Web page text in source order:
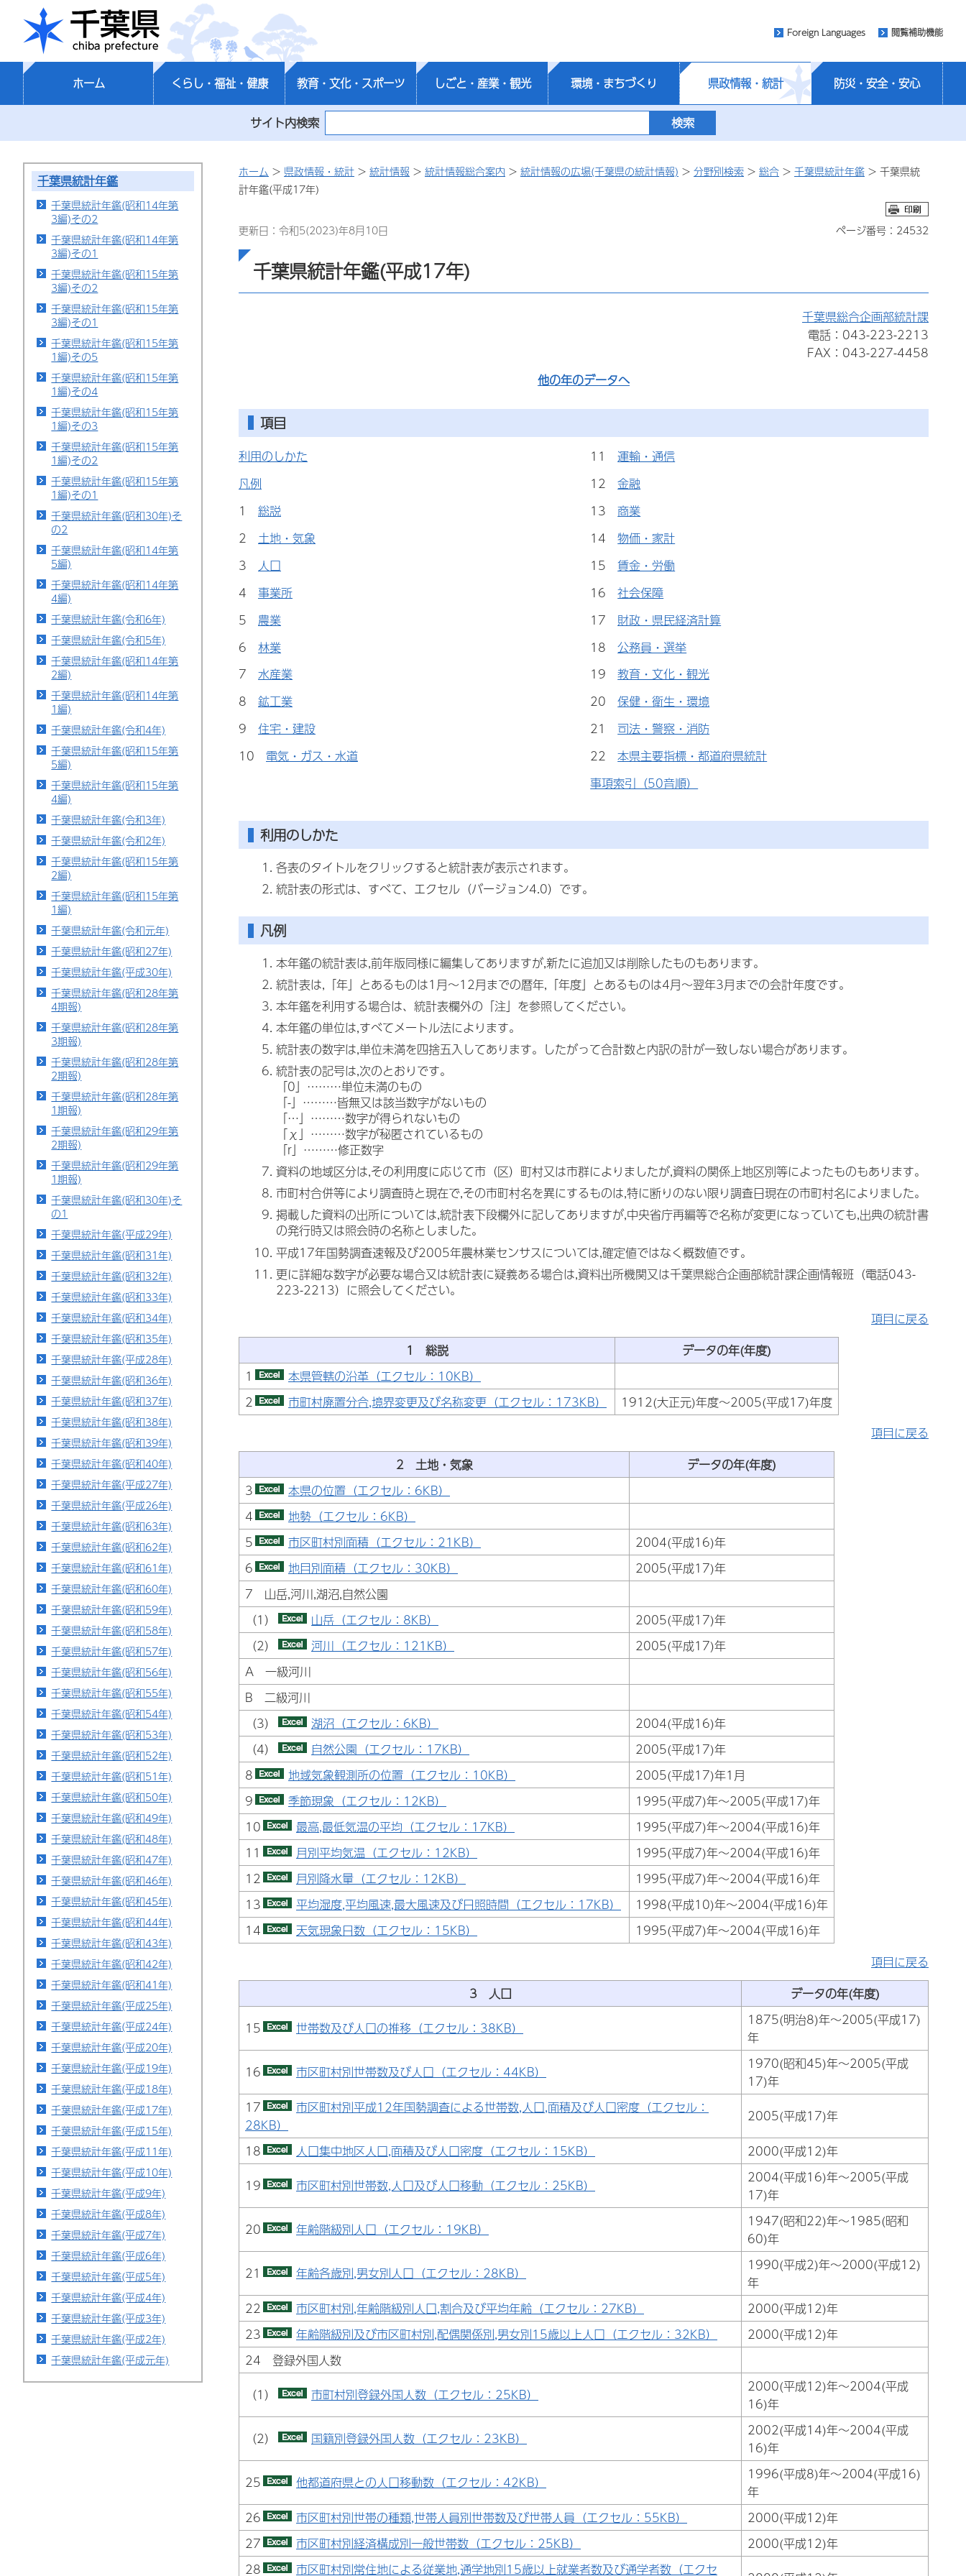
千葉県
Foreign Languages 閲覧補助機能
ホーム くらし・福祉・健康 教育・文化・スポーツ しごと・産業・観光 環境・まちづくり 県政情報・統計 防災・安全・安心
サイト内検索
千葉県統計年鑑
千葉県統計年鑑(昭和14年第
3編)その2
千葉県統計年鑑(昭和14年第
3編)その1
千葉県統計年鑑(昭和15年第
3編)その2
千葉県統計年鑑(昭和15年第
3編)その1
千葉県統計年鑑(昭和15年第
1編)その5
千葉県統計年鑑(昭和15年第
1編)その4
千葉県統計年鑑(昭和15年第
1編)その3
千葉県統計年鑑(昭和15年第
1編)その2
千葉県統計年鑑(昭和15年第
1編)その1
千葉県統計年鑑(昭和30年)そ
の2
千葉県統計年鑑(昭和14年第
5編)
千葉県統計年鑑(昭和14年第
4編)
千葉県統計年鑑(令和6年)
千葉県統計年鑑(令和5年)
千葉県統計年鑑(昭和14年第
2編)
千葉県統計年鑑(昭和14年第
1編)
千葉県統計年鑑(令和4年)
千葉県統計年鑑(昭和15年第
5編)
千葉県統計年鑑(昭和15年第
4編)
千葉県統計年鑑(令和3年)
千葉県統計年鑑(令和2年)
千葉県統計年鑑(昭和15年第
2編)
千葉県統計年鑑(昭和15年第
1編)
千葉県統計年鑑(令和元年)
千葉県統計年鑑(昭和27年)
千葉県統計年鑑(平成30年)
千葉県統計年鑑(昭和28年第
4期報)
千葉県統計年鑑(昭和28年第
3期報)
千葉県統計年鑑(昭和28年第
2期報)
千葉県統計年鑑(昭和28年第
1期報)
千葉県統計年鑑(昭和29年第
2期報)
千葉県統計年鑑(昭和29年第
1期報)
千葉県統計年鑑(昭和30年)そ
の1
千葉県統計年鑑(平成29年)
千葉県統計年鑑(昭和31年)
千葉県統計年鑑(昭和32年)
千葉県統計年鑑(昭和33年)
千葉県統計年鑑(昭和34年)
千葉県統計年鑑(昭和35年)
千葉県統計年鑑(平成28年)
千葉県統計年鑑(昭和36年)
千葉県統計年鑑(昭和37年)
千葉県統計年鑑(昭和38年)
千葉県統計年鑑(昭和39年)
千葉県統計年鑑(昭和40年)
千葉県統計年鑑(平成27年)
千葉県統計年鑑(平成26年)
千葉県統計年鑑(昭和63年)
千葉県統計年鑑(昭和62年)
千葉県統計年鑑(昭和61年)
千葉県統計年鑑(昭和60年)
千葉県統計年鑑(昭和59年)
千葉県統計年鑑(昭和58年)
千葉県統計年鑑(昭和57年)
千葉県統計年鑑(昭和56年)
千葉県統計年鑑(昭和55年)
千葉県統計年鑑(昭和54年)
千葉県統計年鑑(昭和53年)
千葉県統計年鑑(昭和52年)
千葉県統計年鑑(昭和51年)
千葉県統計年鑑(昭和50年)
千葉県統計年鑑(昭和49年)
千葉県統計年鑑(昭和48年)
千葉県統計年鑑(昭和47年)
千葉県統計年鑑(昭和46年)
千葉県統計年鑑(昭和45年)
千葉県統計年鑑(昭和44年)
千葉県統計年鑑(昭和43年)
千葉県統計年鑑(昭和42年)
千葉県統計年鑑(昭和41年)
千葉県統計年鑑(平成25年)
千葉県統計年鑑(平成24年)
千葉県統計年鑑(平成20年)
千葉県統計年鑑(平成19年)
千葉県統計年鑑(平成18年)
千葉県統計年鑑(平成17年)
千葉県統計年鑑(平成15年)
千葉県統計年鑑(平成11年)
千葉県統計年鑑(平成10年)
千葉県統計年鑑(平成9年)
千葉県統計年鑑(平成8年)
千葉県統計年鑑(平成7年)
千葉県統計年鑑(平成6年)
千葉県統計年鑑(平成5年)
千葉県統計年鑑(平成4年)
千葉県統計年鑑(平成3年)
千葉県統計年鑑(平成2年)
千葉県統計年鑑(平成元年)
ホーム > 県政情報・統計 > 統計情報 > 統計情報総合案内 > 統計情報の広場(千葉県の統計情報) > 分野別検索 > 総合 > 千葉県統計年鑑 > 千葉県統
計年鑑(平成17年)
更新日：令和5(2023)年8月10日 ページ番号：24532
千葉県統計年鑑(平成17年)
千葉県総合企画部統計課
電話：043-223-2213
FAX：043-227-4458
他の年のデータへ
項目
利用のしかた
凡例
1 総説
2 土地・気象
3 人口
4 事業所
5 農業
6 林業
7 水産業
8 鉱工業
9 住宅・建設
10 電気・ガス・水道
11運輸・通信
12金融
13商業
14物価・家計
15賃金・労働
16社会保障
17 財政・県民経済計算
18公務員・選挙
19教育・文化・観光
20保健・衛生・環境
21司法・警察・消防
22本県主要指標・都道府県統計
事項索引（50音順）
利用のしかた
各表のタイトルをクリックすると統計表が表示されます。
統計表の形式は、すべて、エクセル（バージョン4.0）です。
凡例
本年鑑の統計表は,前年版同様に編集してありますが,新たに追加又は削除したものもあります。
統計表は,「年」とあるものは1月～12月までの暦年,「年度」とあるものは4月～翌年3月までの会計年度です。
本年鑑を利用する場合は、統計表欄外の「注」を参照してください。
本年鑑の単位は,すべてメートル法によります。
統計表の数字は,単位未満を四捨五入してあります。したがって合計数と内訳の計が一致しない場合があります。
統計表の記号は,次のとおりです。
「0」………単位未満のもの
「-」………皆無又は該当数字がないもの
「…」………数字が得られないもの
「χ」………数字が秘匿されているもの
「r」………修正数字
資料の地域区分は,その利用度に応じて市（区）町村又は市群によりましたが,資料の関係上地区別等によったものもあります。
市町村合併等により調査時と現在で,その市町村名を異にするものは,特に断りのない限り調査日現在の市町村名によりました。
掲載した資料の出所については,統計表下段欄外に記してありますが,中央省庁再編等で名称が変更になっていても,出典の統計書
の発行時又は照会時の名称としました。
平成17年国勢調査速報及び2005年農林業センサスについては,確定値ではなく概数値です。
更に詳細な数字が必要な場合又は統計表に疑義ある場合は,資料出所機関又は千葉県総合企画部統計課企画情報班（電話043-
223-2213）に照会してください。
項目に戻る
1 総説
データの年(年度)
1
本県管轄の沿革（エクセル：10KB）
2
市町村廃置分合,境界変更及び名称変更（エクセル：173KB）
1912(大正元)年度～2005(平成17)年度
項目に戻る
2 土地・気象
データの年(年度)
3
本県の位置（エクセル：6KB）
4
地勢（エクセル：6KB）
5
市区町村別面積（エクセル：21KB）
2004(平成16)年
6
地目別面積（エクセル：30KB）
2005(平成17)年
7 山岳,河川,湖沼,自然公園
（1）
山岳（エクセル：8KB）
2005(平成17)年
（2）
河川（エクセル：121KB）
2005(平成17)年
A 一級河川
B 二級河川
（3）
湖沼（エクセル：6KB）
2004(平成16)年
（4）
自然公園（エクセル：17KB）
2005(平成17)年
8
地域気象観測所の位置（エクセル：10KB）
2005(平成17)年1月
9
季節現象（エクセル：12KB）
1995(平成7)年～2005(平成17)年
10
最高,最低気温の平均（エクセル：17KB）
1995(平成7)年～2004(平成16)年
11
月別平均気温（エクセル：12KB）
1995(平成7)年～2004(平成16)年
12
月別降水量（エクセル：12KB）
1995(平成7)年～2004(平成16)年
13
平均湿度,平均風速,最大風速及び日照時間（エクセル：17KB）
1998(平成10)年～2004(平成16)年
14
天気現象日数（エクセル：15KB）
1995(平成7)年～2004(平成16)年
項目に戻る
3 人口
データの年(年度)
15
世帯数及び人口の推移（エクセル：38KB）
1875(明治8)年～2005(平成17)
年
16
市区町村別世帯数及び人口（エクセル：44KB）
1970(昭和45)年～2005(平成
17)年
17
市区町村別平成12年国勢調査による世帯数,人口,面積及び人口密度（エクセル：
28KB）
2005(平成17)年
18
人口集中地区人口,面積及び人口密度（エクセル：15KB）
2000(平成12)年
19
市区町村別世帯数,人口及び人口移動（エクセル：25KB）
2004(平成16)年～2005(平成
17)年
20
年齢階級別人口（エクセル：19KB）
1947(昭和22)年～1985(昭和
60)年
21
年齢各歳別,男女別人口（エクセル：28KB）
1990(平成2)年～2000(平成12)
年
22
市区町村別,年齢階級別人口,割合及び平均年齢（エクセル：27KB）
2000(平成12)年
23
年齢階級別及び市区町村別,配偶関係別,男女別15歳以上人口（エクセル：32KB）
2000(平成12)年
24 登録外国人数
（1）
市町村別登録外国人数（エクセル：25KB）
2000(平成12)年～2004(平成
16)年
（2）
国籍別登録外国人数（エクセル：23KB）
2002(平成14)年～2004(平成
16)年
25
他都道府県との人口移動数（エクセル：42KB）
1996(平成8)年～2004(平成16)
年
26
市区町村別世帯の種類,世帯人員別世帯数及び世帯人員（エクセル：55KB）
2000(平成12)年
27
市区町村別経済構成別一般世帯数（エクセル：25KB）
2000(平成12)年
28
市区町村別常住地による従業地,通学地別15歳以上就業者数及び通学者数（エクセ